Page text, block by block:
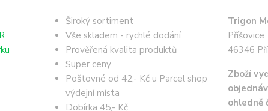
Široký sortiment
Vše skladem - rychlé dodání
Prověřená kvalita produktů
Super ceny
Poštovné od 42,- Kč u Parcel shop
výdejní místa
Dobírka 45,- Kč
Trigon
Příšovice
46346
Zboží
ohledně